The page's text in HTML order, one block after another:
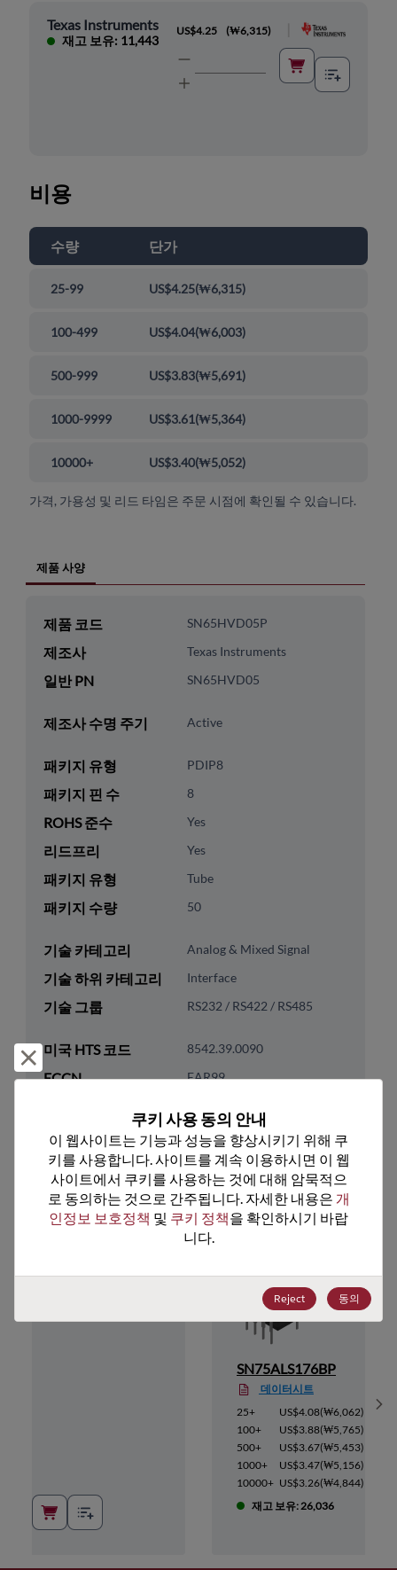
Texas Instruments
재고 보유: 11,443
US$4.25 (₩6,315)
비용
수량 단가
25-99 US$4.25(₩6,315)
100-499 US$4.04(₩6,003)
500-999 US$3.83(₩5,691)
1000-9999 US$3.61(₩5,364)
10000+ US$3.40(₩5,052)
가격, 가용성 및 리드 타임은 주문 시점에 확인될 수 있습니다.
제품 사양
제품 코드 SN65HVD05P
제조사 Texas Instruments
일반 PN SN65HVD05
제조사 수명 주기 Active
패키지 유형 PDIP8
패키지 핀 수 8
ROHS 준수 Yes
리드프리 Yes
패키지 유형 Tube
패키지 수량 50
기술 카테고리 Analog & Mixed Signal
기술 하위 카테고리 Interface
기술 그룹 RS232 / RS422 / RS485
미국 HTS 코드 8542.39.0090
ECCN EAR99
추천 대체 제품
SN75ALS176BP
데이터시트
25+
US$4.08(₩6,062)
100+
US$3.88(₩5,765)
500+
US$3.67(₩5,453)
1000+
US$3.47(₩5,156)
10000+ US$3.26(₩4,844)
재고 보유: 26,036
거부 및 닫기
쿠키 사용 동의 안내
이 웹사이트는 기능과 성능을 향상시키기 위해 쿠
키를 사용합니다. 사이트를 계속 이용하시면 이 웹
사이트에서 쿠키를 사용하는 것에 대해 암묵적으
로 동의하는 것으로 간주됩니다. 자세한 내용은 개
인정보 보호정책 및 쿠키 정책을 확인하시기 바랍
니다.
Reject 동의